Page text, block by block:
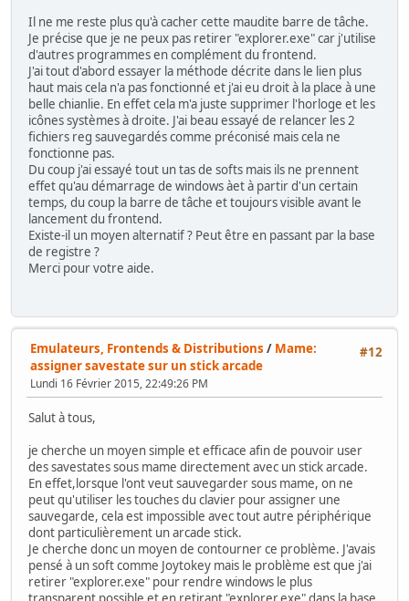
Il ne me reste plus qu'à cacher cette maudite barre de tâche.
Je précise que je ne peux pas retirer "explorer.exe" car j'utilise
d'autres programmes en complément du frontend.
J'ai tout d'abord essayer la méthode décrite dans le lien plus
haut mais cela n'a pas fonctionné et j'ai eu droit à la place à une
belle chianlie. En effet cela m'a juste supprimer l'horloge et les
icônes systèmes à droite. J'ai beau essayé de relancer les 2
fichiers reg sauvegardés comme préconisé mais cela ne
fonctionne pas.
Du coup j'ai essayé tout un tas de softs mais ils ne prennent
effet qu'au démarrage de windows àet à partir d'un certain
temps, du coup la barre de tâche et toujours visible avant le
lancement du frontend.
Existe-il un moyen alternatif ? Peut être en passant par la base
de registre ?
Merci pour votre aide.
#12
Emulateurs, Frontends & Distributions / Mame:
assigner savestate sur un stick arcade
Lundi 16 Février 2015, 22:49:26 PM
Salut à tous,
je cherche un moyen simple et efficace afin de pouvoir user
des savestates sous mame directement avec un stick arcade.
En effet,lorsque l'ont veut sauvegarder sous mame, on ne
peut qu'utiliser les touches du clavier pour assigner une
sauvegarde, cela est impossible avec tout autre périphérique
dont particulièrement un arcade stick.
Je cherche donc un moyen de contourner ce problème. J'avais
pensé à un soft comme Joytokey mais le problème est que j'ai
retirer "explorer.exe" pour rendre windows le plus